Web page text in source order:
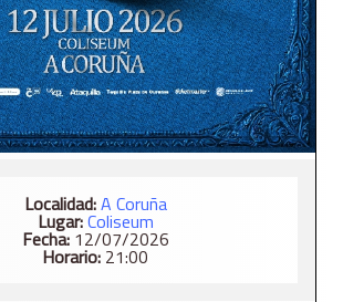
Localidad:A Coruña
Lugar:Coliseum
Fecha:12/07/2026
Horario: 21:00